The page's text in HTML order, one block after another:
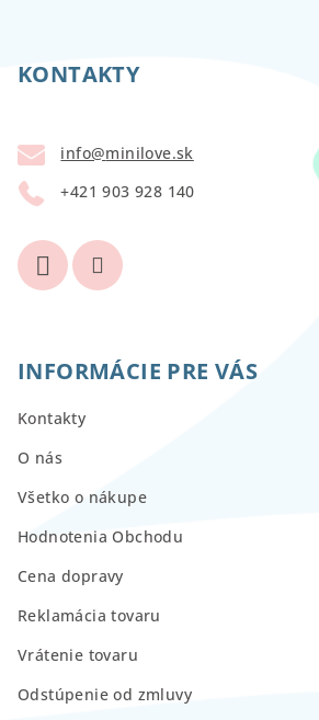
KONTAKTY
info@minilove.sk
+421 903 928 140
INFORMÁCIE PRE VÁS
Kontakty
O nás
Všetko o nákupe
Hodnotenia Obchodu
Cena dopravy
Reklamácia tovaru
Vrátenie tovaru
Odstúpenie od zmluvy